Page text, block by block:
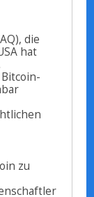
die
hat
zu